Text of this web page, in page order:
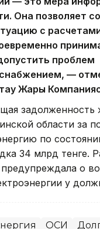
Она позволяет
с
проблем
—
Жарық
задолженность
области за
по
34 млрд тенге.
о
у
ОСИ